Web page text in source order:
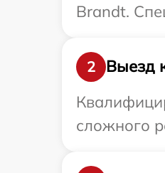
Brandt.
2
Выезд
сложного